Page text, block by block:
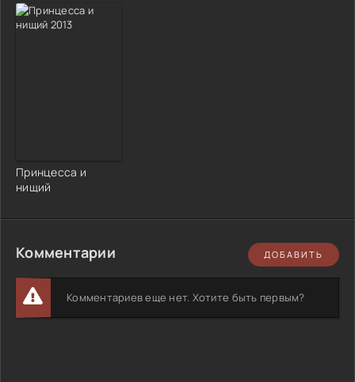
Принцесса и
нищий
Комментарии ДОБАВИТЬ
Комментариев еще нет. Хотите быть первым?